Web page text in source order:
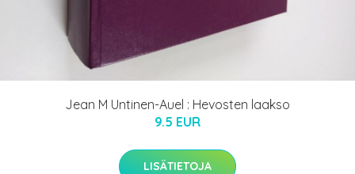
Jean M Untinen-Auel : Hevosten laakso
9.5 EUR
LISÄTIETOJA